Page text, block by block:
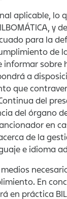
aplicable, lo
y
para la
de
informar sobre
a
que
del
del órgano
en
de la
e idioma
En
en práctica